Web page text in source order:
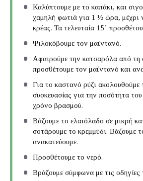
Καλύπτουμε με το καπάκι, και
χαμηλή φωτιά για 1 ½ ώρα, μέχρι
κρέας. Τα τελευταία 15΄
Ψιλοκόβουμε τον μαϊντανό.
Αφαιρούμε την κατσαρόλα από τη
προσθέτουμε τον μαϊντανό και
Για το καστανό ρύζι ακολουθούμε
συσκευασίας για την ποσότητα
χρόνο βρασμού.
Βάζουμε το ελαιόλαδο σε μικρή
σοτάρουμε το κρεμμύδι. Βάζουμε
ανακατεύουμε.
Προσθέτουμε το νερό.
Βράζουμε σύμφωνα με τις οδηγίες